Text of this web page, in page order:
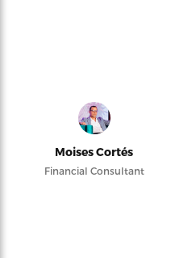
Moises Cortés
Financial Consultant